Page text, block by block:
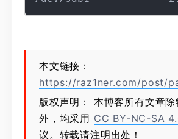
本文链接：
https://raz1ner.com/post/
版权声明： 本博客所有文章除
外，均采用 CC BY-NC-SA
议。转载请注明出处！